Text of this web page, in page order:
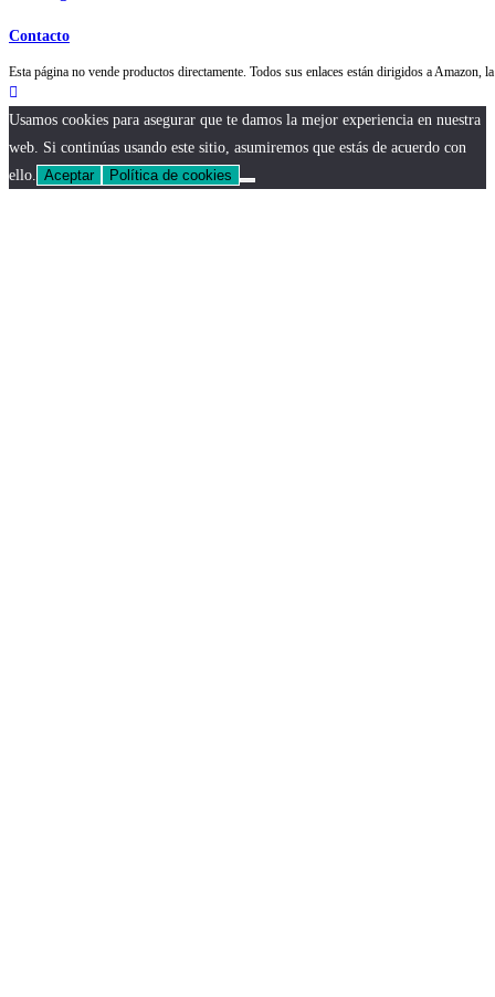
Contacto
Esta página no vende productos directamente. Todos sus enlaces están dirigidos a
Usamos cookies para asegurar que te damos la mejor experiencia en nuestra
web. Si continúas usando este sitio, asumiremos que estás de acuerdo con
ello. Aceptar Política de cookies